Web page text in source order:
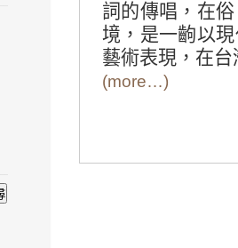
詞的傳唱，在
境，是一齣以
藝術表現，在
(more…)